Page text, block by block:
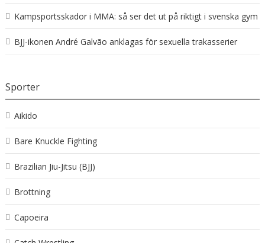
Kampsportsskador i MMA: så ser det ut på riktigt i svenska gym
BJJ-ikonen André Galvão anklagas för sexuella trakasserier
Sporter
Aikido
Bare Knuckle Fighting
Brazilian Jiu-Jitsu (BJJ)
Brottning
Capoeira